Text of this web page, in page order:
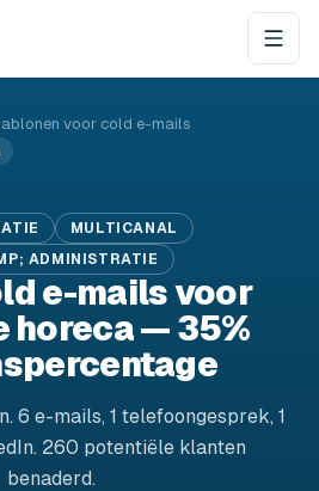
voor cold e-mails
MULTICANAL
ADMINISTRATIE
e-mails voor
horeca — 35%
6 e-mails, 1 telefoongesprek, 1
260 potentiële klanten
benaderd.